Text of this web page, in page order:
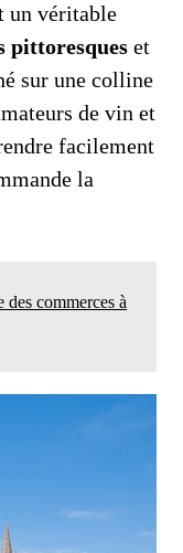
un véritable
pittoresques et
sur une colline
de vin et
facilement
la
des commerces à